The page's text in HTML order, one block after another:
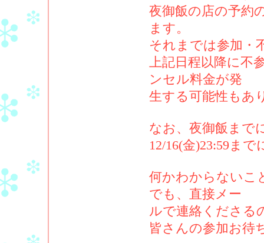
夜御飯の店の予約
ます。
それまでは参加・
上記日程以降に不
ンセル料金が発
生する可能性もあ
なお、夜御飯まで
12/16(金)23:59ま
何かわからないこ
でも、直接メー
ルで連絡くださる
皆さんの参加お待